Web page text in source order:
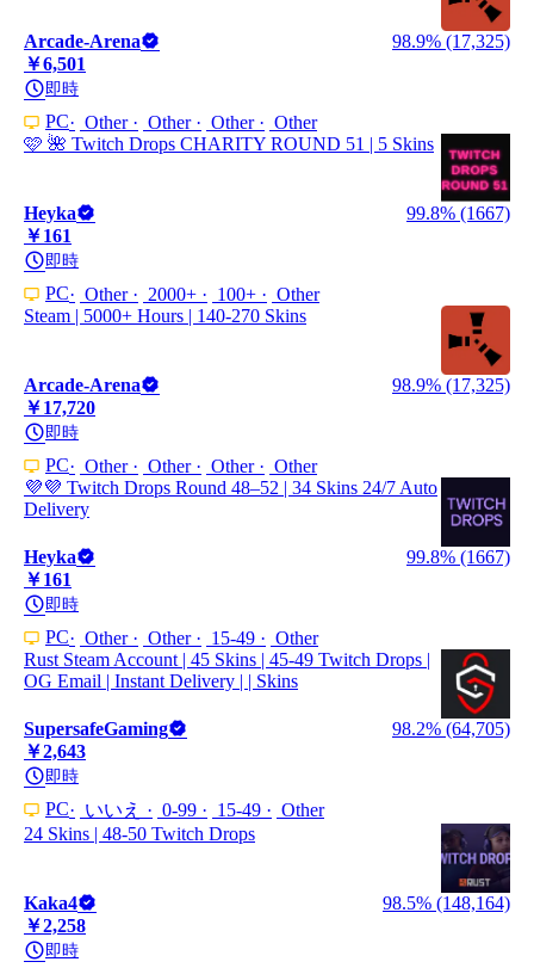
Arcade-Arena
98.9% (17,325)
￥6,501
即時
PC Other Other Other
Other
🩷 🌺 Twitch Drops CHARITY ROUND 51 | 5 Skins
Heyka
99.8% (1667)
￥161
即時
PC Other 2000+ 100+
Other
Steam | 5000+ Hours | 140-270 Skins
Arcade-Arena
98.9% (17,325)
￥17,720
即時
PC Other Other Other
Other
💜💜 Twitch Drops Round 48–52 | 34 Skins 24/7 Auto
Delivery
Heyka
99.8% (1667)
￥161
即時
PC Other Other 15-49
Other
Rust Steam Account | 45 Skins | 45-49 Twitch Drops |
OG Email | Instant Delivery | | Skins
SupersafeGaming
98.2% (64,705)
￥2,643
即時
PC いいえ 0-99 15-49
Other
24 Skins | 48-50 Twitch Drops
Kaka4
98.5% (148,164)
￥2,258
即時